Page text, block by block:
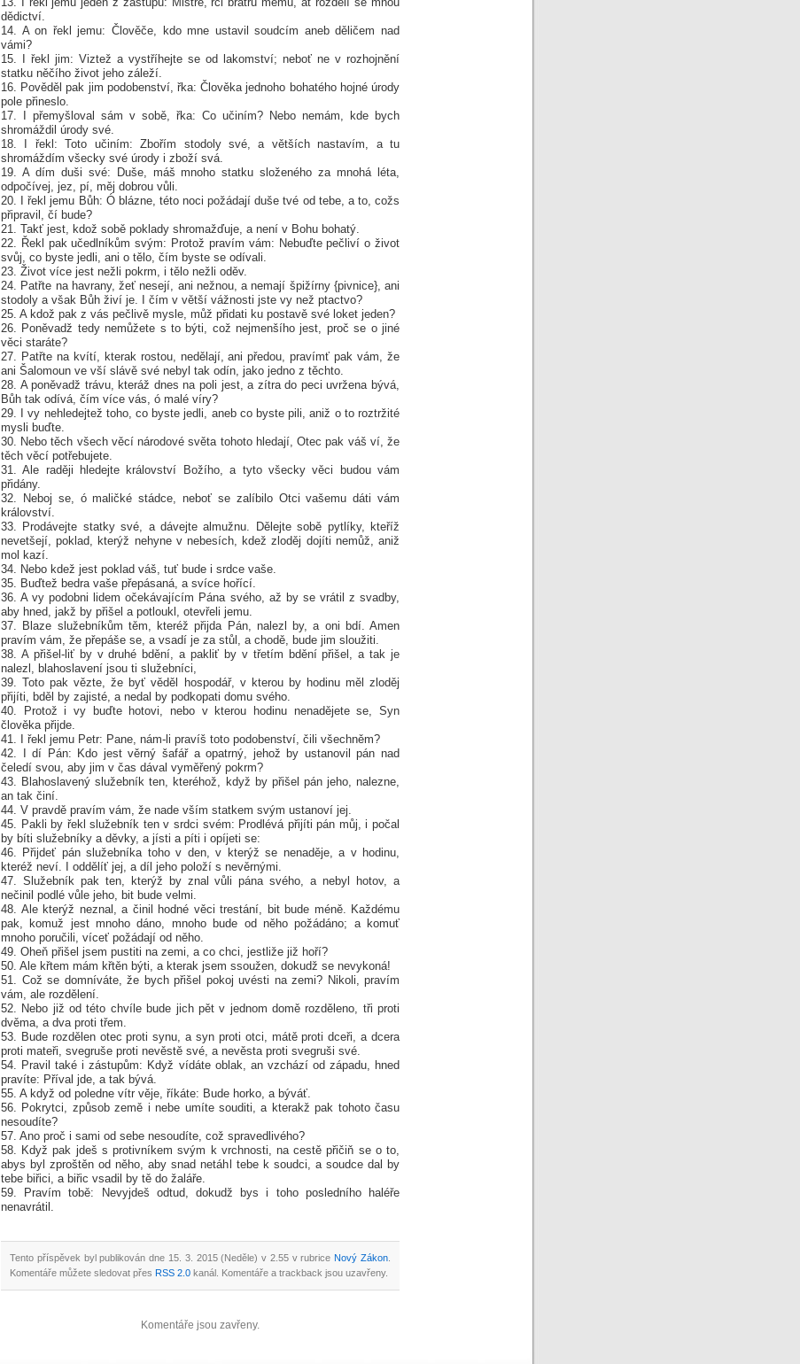
dědictví.
14. A on řekl jemu: Člověče, kdo mne ustavil soudcím aneb děličem nad
vámi?
15. I řekl jim: Viztež a vystříhejte se od lakomství; neboť ne v rozhojnění
statku něčího život jeho záleží.
16. Pověděl pak jim podobenství, řka: Člověka jednoho bohatého hojné úrody
pole přineslo.
17. I přemyšloval sám v sobě, řka: Co učiním? Nebo nemám, kde bych
shromáždil úrody své.
18. I řekl: Toto učiním: Zbořím stodoly své, a větších nastavím, a tu
shromáždím všecky své úrody i zboží svá.
19. A dím duši své: Duše, máš mnoho statku složeného za mnohá léta,
odpočívej, jez, pí, měj dobrou vůli.
20. I řekl jemu Bůh: Ó blázne, této noci požádají duše tvé od tebe, a to, cožs
připravil, čí bude?
21. Takť jest, kdož sobě poklady shromažďuje, a není v Bohu bohatý.
22. Řekl pak učedlníkům svým: Protož pravím vám: Nebuďte pečliví o život
svůj, co byste jedli, ani o tělo, čím byste se odívali.
23. Život více jest nežli pokrm, i tělo nežli oděv.
24. Patřte na havrany, žeť nesejí, ani nežnou, a nemají špižírny {pivnice}, ani
stodoly a však Bůh živí je. I čím v větší vážnosti jste vy než ptactvo?
25. A kdož pak z vás pečlivě mysle, můž přidati ku postavě své loket jeden?
26. Poněvadž tedy nemůžete s to býti, což nejmenšího jest, proč se o jiné
věci staráte?
27. Patřte na kvítí, kterak rostou, nedělají, ani předou, pravímť pak vám, že
ani Šalomoun ve vší slávě své nebyl tak odín, jako jedno z těchto.
28. A poněvadž trávu, kteráž dnes na poli jest, a zítra do peci uvržena bývá,
Bůh tak odívá, čím více vás, ó malé víry?
29. I vy nehledejtež toho, co byste jedli, aneb co byste pili, aniž o to roztržité
mysli buďte.
30. Nebo těch všech věcí národové světa tohoto hledají, Otec pak váš ví, že
těch věcí potřebujete.
31. Ale raději hledejte království Božího, a tyto všecky věci budou vám
přidány.
32. Neboj se, ó maličké stádce, neboť se zalíbilo Otci vašemu dáti vám
království.
33. Prodávejte statky své, a dávejte almužnu. Dělejte sobě pytlíky, kteříž
nevetšejí, poklad, kterýž nehyne v nebesích, kdež zloděj dojíti nemůž, aniž
mol kazí.
34. Nebo kdež jest poklad váš, tuť bude i srdce vaše.
35. Buďtež bedra vaše přepásaná, a svíce hořící.
36. A vy podobni lidem očekávajícím Pána svého, až by se vrátil z svadby,
aby hned, jakž by přišel a potloukl, otevřeli jemu.
37. Blaze služebníkům těm, kteréž přijda Pán, nalezl by, a oni bdí. Amen
pravím vám, že přepáše se, a vsadí je za stůl, a chodě, bude jim sloužiti.
38. A přišel-liť by v druhé bdění, a pakliť by v třetím bdění přišel, a tak je
nalezl, blahoslavení jsou ti služebníci,
39. Toto pak vězte, že byť věděl hospodář, v kterou by hodinu měl zloděj
přijíti, bděl by zajisté, a nedal by podkopati domu svého.
40. Protož i vy buďte hotovi, nebo v kterou hodinu nenadějete se, Syn
člověka přijde.
41. I řekl jemu Petr: Pane, nám-li pravíš toto podobenství, čili všechněm?
42. I dí Pán: Kdo jest věrný šafář a opatrný, jehož by ustanovil pán nad
čeledí svou, aby jim v čas dával vyměřený pokrm?
43. Blahoslavený služebník ten, kteréhož, když by přišel pán jeho, nalezne,
an tak činí.
44. V pravdě pravím vám, že nade vším statkem svým ustanoví jej.
45. Pakli by řekl služebník ten v srdci svém: Prodlévá přijíti pán můj, i počal
by bíti služebníky a děvky, a jísti a píti i opíjeti se:
46. Přijdeť pán služebníka toho v den, v kterýž se nenaděje, a v hodinu,
kteréž neví. I oddělíť jej, a díl jeho položí s nevěrnými.
47. Služebník pak ten, kterýž by znal vůli pána svého, a nebyl hotov, a
nečinil podlé vůle jeho, bit bude velmi.
48. Ale kterýž neznal, a činil hodné věci trestání, bit bude méně. Každému
pak, komuž jest mnoho dáno, mnoho bude od něho požádáno; a komuť
mnoho poručili, víceť požádají od něho.
49. Oheň přišel jsem pustiti na zemi, a co chci, jestliže již hoří?
50. Ale křtem mám křtěn býti, a kterak jsem ssoužen, dokudž se nevykoná!
51. Což se domníváte, že bych přišel pokoj uvésti na zemi? Nikoli, pravím
vám, ale rozdělení.
52. Nebo již od této chvíle bude jich pět v jednom domě rozděleno, tři proti
dvěma, a dva proti třem.
53. Bude rozdělen otec proti synu, a syn proti otci, mátě proti dceři, a dcera
proti mateři, svegruše proti nevěstě své, a nevěsta proti svegruši své.
54. Pravil také i zástupům: Když vídáte oblak, an vzchází od západu, hned
pravíte: Příval jde, a tak bývá.
55. A když od poledne vítr věje, říkáte: Bude horko, a býváť.
56. Pokrytci, způsob země i nebe umíte souditi, a kterakž pak tohoto času
nesoudíte?
57. Ano proč i sami od sebe nesoudíte, což spravedlivého?
58. Když pak jdeš s protivníkem svým k vrchnosti, na cestě přičiň se o to,
abys byl zproštěn od něho, aby snad netáhl tebe k soudci, a soudce dal by
tebe biřici, a biřic vsadil by tě do žaláře.
59. Pravím tobě: Nevyjdeš odtud, dokudž bys i toho posledního haléře
nenavrátil.
Tento příspěvek byl publikován dne 15. 3. 2015 (Neděle) v 2.55 v rubriceNový Zákon
Komentáře můžete sledovat přes RSS 2.0 kanál. Komentáře a trackback jsou uzavřeny.
Komentáře jsou zavřeny.